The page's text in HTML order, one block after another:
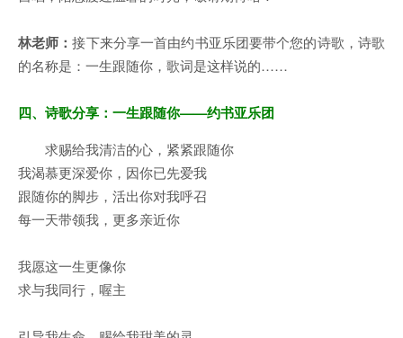
林老师：接下来分享一首由约书亚乐团要带个您的诗歌，诗歌
的名称是：一生跟随你，歌词是这样说的……
四、诗歌分享：一生跟随你——约书亚乐团
求赐给我清洁的心，紧紧跟随你
我渴慕更深爱你，因你已先爱我
跟随你的脚步，活出你对我呼召
每一天带领我，更多亲近你
我愿这一生更像你
求与我同行，喔主